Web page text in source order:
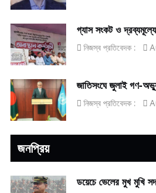
গ্যাস সংকট ও
নিজস্ব প্রতিবেদক :
জাতিসংঘে জুলাই গণ-
নিজস্ব প্রতিবেদক :
জনপ্রিয়
ডয়েচে ভেলের মুখ মুখি